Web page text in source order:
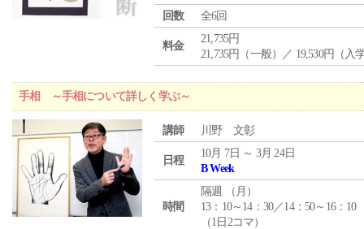
回数
全6回
料金
21,735円
21,735円（一般）／ 19,530円（入
手相 ～手相について詳しく学ぶ～
講師 川野 文彰
日程
10月 7日 ～ 3月 24日
B Week
時間
隔週 （ 月 ）
13：10～14：30／14：50～16：10
（1日2コマ）